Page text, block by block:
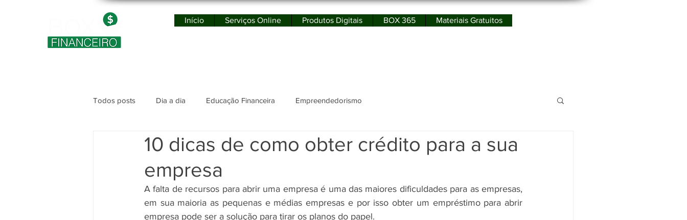
Início Serviços Online Produtos Digitais BOX 365 Materiais Gratuitos
Todos posts Dia a dia Educação Financeira Empreendedorismo
10 dicas de como obter crédito para a sua
empresa
A falta de recursos para abrir uma empresa é uma das maiores dificuldades para as empresas,
em sua maioria as pequenas e médias empresas e por isso obter um empréstimo para abrir
empresa pode ser a solução para tirar os planos do papel.